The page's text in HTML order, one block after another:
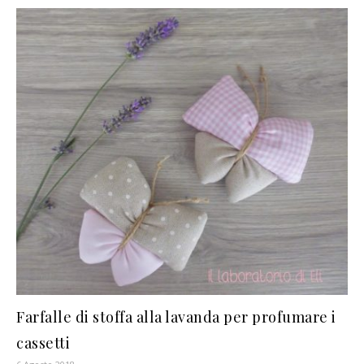
Farfalle di stoffa alla lavanda per profumare i
cassetti